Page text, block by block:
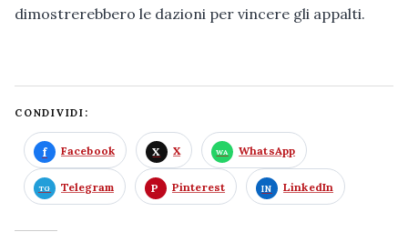
dimostrerebbero le dazioni per vincere gli appalti.
CONDIVIDI:
Facebook X WhatsApp
Telegram Pinterest LinkedIn